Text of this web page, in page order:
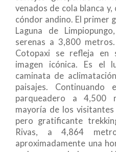
venados de cola blanca
cóndor andino. El primer
Laguna de
serenas a 3,800
Cotopaxi se refleja en
imagen icónica. Es el
caminata de
paisajes.
parqueadero a 4,500
mayoría de los
pero gratificante
Rivas, a 4,864
aproximadamente una